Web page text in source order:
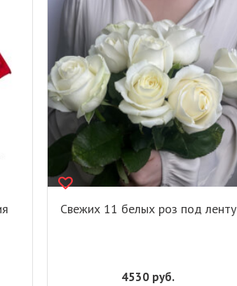
Свежих 11 белых роз под ленту
4530 руб.